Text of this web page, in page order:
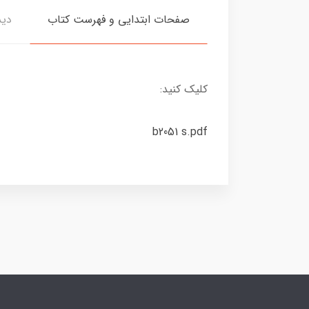
صفحات ابتدایی و فهرست کتاب
کلیک کنید:
b2051 s.pdf